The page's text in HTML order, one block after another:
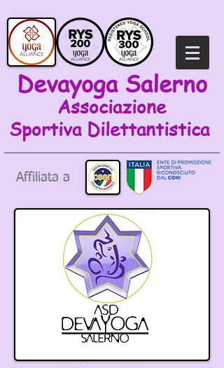
Devayoga Salerno
Associazione
Sportiva Dilettantistica
Affiliata a